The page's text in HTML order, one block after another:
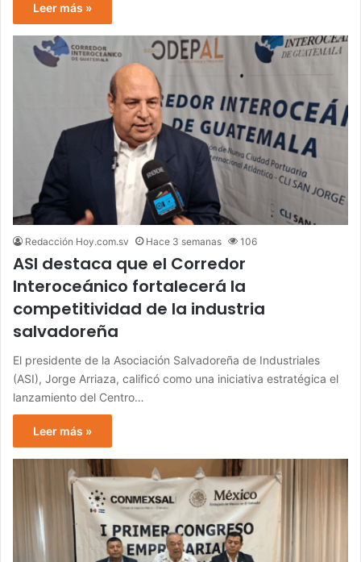
Leer más »
Redacción Hoy.com.sv Hace 3 semanas 106
ASI destaca que el Corredor
Interoceánico fortalecerá la
competitividad de la industria
salvadoreña
El presidente de la Asociación Salvadoreña de Industriales
(ASI), Jorge Arriaza, calificó como una iniciativa estratégica el
lanzamiento del Centro…
Leer más »